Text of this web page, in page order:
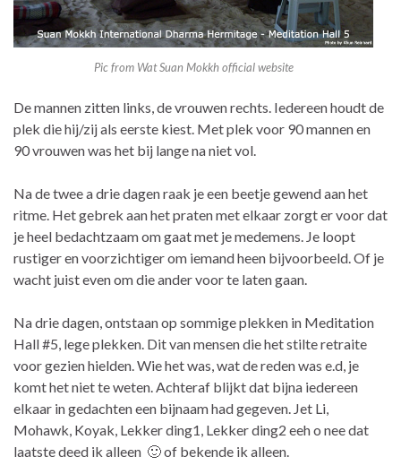
Pic from Wat Suan Mokkh official website
De mannen zitten links, de vrouwen rechts. Iedereen houdt de
plek die hij/zij als eerste kiest. Met plek voor 90 mannen en
90 vrouwen was het bij lange na niet vol.
Na de twee a drie dagen raak je een beetje gewend aan het
ritme. Het gebrek aan het praten met elkaar zorgt er voor dat
je heel bedachtzaam om gaat met je medemens. Je loopt
rustiger en voorzichtiger om iemand heen bijvoorbeeld. Of je
wacht juist even om die ander voor te laten gaan.
Na drie dagen, ontstaan op sommige plekken in Meditation
Hall #5, lege plekken. Dit van mensen die het stilte retraite
voor gezien hielden. Wie het was, wat de reden was e.d, je
komt het niet te weten. Achteraf blijkt dat bijna iedereen
elkaar in gedachten een bijnaam had gegeven. Jet Li,
Mohawk, Koyak, Lekker ding1, Lekker ding2 eeh o nee dat
laatste deed ik alleen 🙂 of bekende ik alleen.